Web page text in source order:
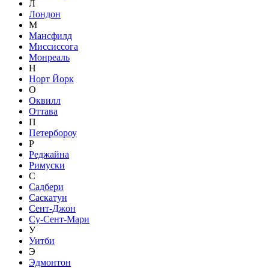
Л
Лондон
М
Мансфилд
Миссиссога
Монреаль
Н
Норт Йорк
О
Оквилл
Оттава
П
Петербороу
Р
Реджайна
Римуски
С
Садбери
Саскатун
Сент-Джон
Су-Сент-Мари
У
Уитби
Э
Эдмонтон